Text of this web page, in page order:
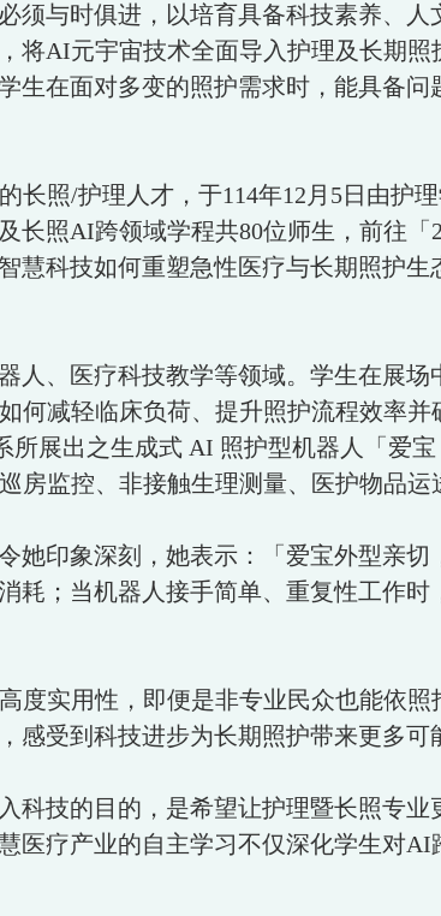
与时俱进，以培育具备科技素养、人
将AI元宇宙技术全面导入护理及长期
生在面对多变的照护需求时，能具备
照/护理人才，于114年12月5日由护
照AI跨领域学程共80位师生，前往「
慧科技如何重塑急性医疗与长期照护
、医疗科技教学等领域。学生在展场
何减轻临床负荷、提升照护流程效率
展出之生成式 AI 照护型机器人「爱
监控、非接触生理测量、医护物品运
印象深刻，她表示：「爱宝外型亲切
耗；当机器人接手简单、重复性工作
实用性，即便是非专业民众也能依照
受到科技进步为长期照护带来更多可
技的目的，是希望让护理暨长照专业
医疗产业的自主学习不仅深化学生对